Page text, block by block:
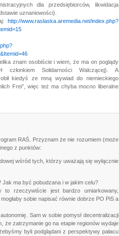
dla przedsiębiorców, likwidacja
uznaniowości).
http://www.raslaska.aremedia.net/index.php?
znam osobiście i wiem, że ma on poglądy
członkiem Solidarności Walczącej). A
kiedyś ze mną wywiad do niemieckiego
Frei”, więc też ma chyba mocno liberalne
RAŚ. Przyznam że nie rozumiem (może
z punktów:
wśród tych, którzy uważają się wyłącznie
ma być pobudzana i w jakim celu?
rzeczywiście jest bardzo umiarkowany,
sobie napisać równie dobrze PO PiS a
Sam w sobie pomysł decentralizacji
że zatrzymanie go na etapie regionów wydaje
byli podglądani z perspektywy pałacu